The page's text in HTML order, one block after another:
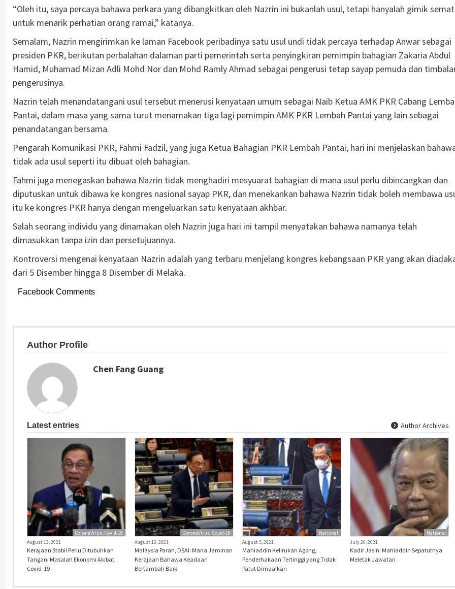
“Oleh itu, saya percaya bahawa perkara yang dibangkitkan oleh Nazrin ini bukanlah usul, tetapi hanyalah gimik
untuk menarik perhatian orang ramai,” katanya.
Semalam, Nazrin mengirimkan ke laman Facebook peribadinya satu usul undi tidak percaya terhadap Anwar sebagai
presiden PKR, berikutan perbalahan dalaman parti pemerintah serta penyingkiran pemimpin bahagian Zakaria Abdul
Hamid, Muhamad Mizan Adli Mohd Nor dan Mohd Ramly Ahmad sebagai pengerusi tetap sayap pemuda dan
pengerusinya.
Nazrin telah menandatangani usul tersebut menerusi kenyataan umum sebagai Naib Ketua AMK PKR Cabang
Pantai, dalam masa yang sama turut menamakan tiga lagi pemimpin AMK PKR Lembah Pantai yang lain sebagai
penandatangan bersama.
Pengarah Komunikasi PKR, Fahmi Fadzil, yang juga Ketua Bahagian PKR Lembah Pantai, hari ini menjelaskan
tidak ada usul seperti itu dibuat oleh bahagian.
Fahmi juga menegaskan bahawa Nazrin tidak menghadiri mesyuarat bahagian di mana usul perlu dibincangkan dan
diputuskan untuk dibawa ke kongres nasional sayap PKR, dan menekankan bahawa Nazrin tidak boleh membawa
itu ke kongres PKR hanya dengan mengeluarkan satu kenyataan akhbar.
Salah seorang individu yang dinamakan oleh Nazrin juga hari ini tampil menyatakan bahawa namanya telah
dimasukkan tanpa izin dan persetujuannya.
Kontroversi mengenai kenyataan Nazrin adalah yang terbaru menjelang kongres kebangsaan PKR yang akan
dari 5 Disember hingga 8 Disember di Melaka.
Facebook Comments
Author Profile
Chen Fang Guang
Latest entries Author Archives
CoronaVirus_Covid-19
August 13, 2021
Kerajaan Stabil Perlu Ditubuhkan
Tangani Masalah Ekonomi Akibat
Covid-19
CoronaVirus_Covid-19
August 13, 2021
Malaysia Parah, DSAI: Mana Jaminan
Kerajaan Bahawa Keadaan
Bertambah Baik
National
August 5, 2021
Mahiaddin Kelirukan Agong,
Penderhakaan Tertinggi yang Tidak
Patut Dimaafkan
National
July 26, 2021
Kadir Jasin: Mahiaddin Sepatutnya
Meletak Jawatan